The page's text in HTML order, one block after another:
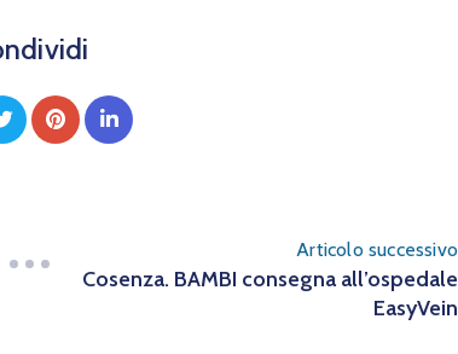
Articolo successivo
Cosenza. BAMBI consegna all’ospedale
EasyVein